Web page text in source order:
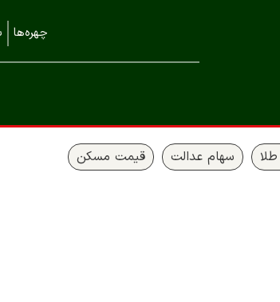
چهره‌ها
سهام عدالت قیمت مسکن